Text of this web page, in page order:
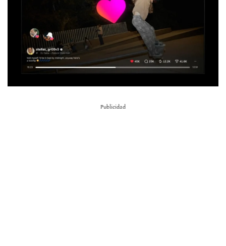
Publicidad